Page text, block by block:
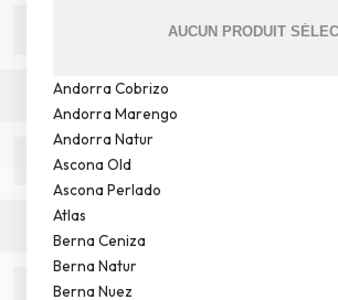
Andorra Cobrizo
Andorra Marengo
Andorra Natur
Ascona Old
Ascona Perlado
Atlas
Berna Ceniza
Berna Natur
Berna Nuez